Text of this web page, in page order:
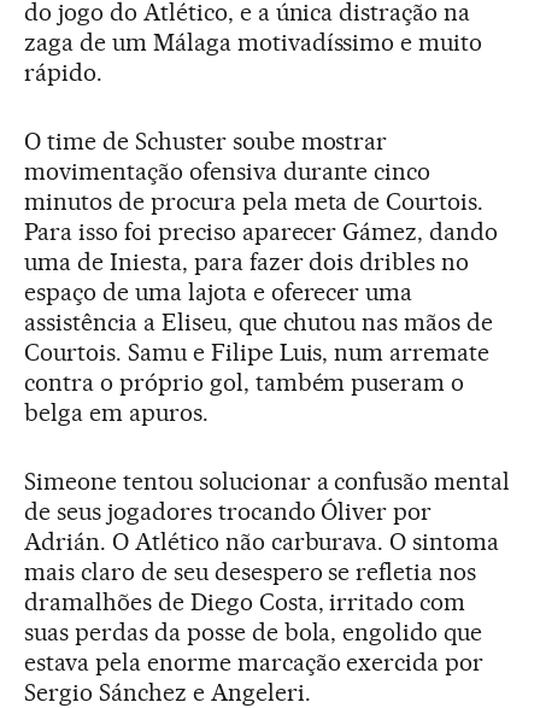
do jogo do Atlético, e a única distração na
zaga de um Málaga motivadíssimo e muito
rápido.
O time de Schuster soube mostrar
movimentação ofensiva durante cinco
minutos de procura pela meta de Courtois.
Para isso foi preciso aparecer Gámez, dando
uma de Iniesta, para fazer dois dribles no
espaço de uma lajota e oferecer uma
assistência a Eliseu, que chutou nas mãos de
Courtois. Samu e Filipe Luis, num arremate
contra o próprio gol, também puseram o
belga em apuros.
Simeone tentou solucionar a confusão mental
de seus jogadores trocando Óliver por
Adrián. O Atlético não carburava. O sintoma
mais claro de seu desespero se refletia nos
dramalhões de Diego Costa, irritado com
suas perdas da posse de bola, engolido que
estava pela enorme marcação exercida por
Sergio Sánchez e Angeleri.